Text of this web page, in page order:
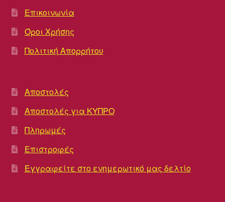
Επικοινωνία
Όροι Χρήσης
Πολιτική Απορρήτου
Αποστολές
Αποστολές για ΚΥΠΡΟ
Πληρωμές
Επιστροφές
Εγγραφείτε στο ενημερωτικό μας δελτίο